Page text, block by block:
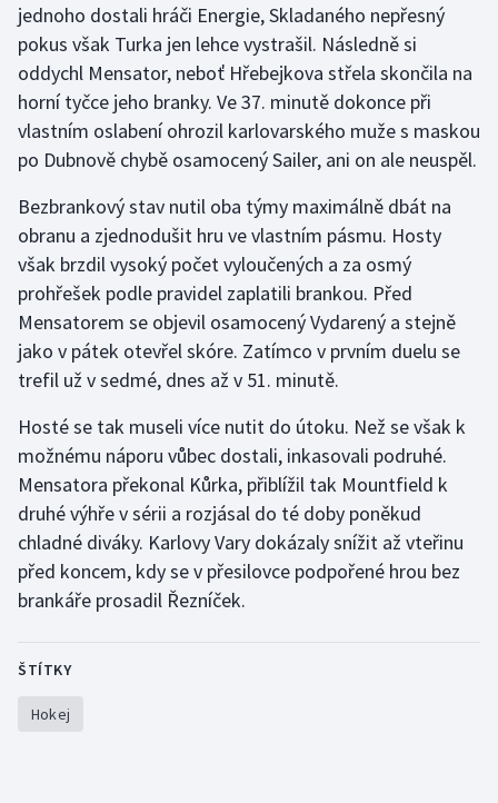
Ragby
Rychlobruslení
Rychlostní kanoistika
Sportovní střelba
Stolní tenis
Triatlon
Vodní slalom
Volejbal
Ostatní
jednoho dostali hráči Energie, Skladaného nepřesný
pokus však Turka jen lehce vystrašil. Následně si
oddychl Mensator, neboť Hřebejkova střela skončila na
horní tyčce jeho branky. Ve 37. minutě dokonce při
vlastním oslabení ohrozil karlovarského muže s maskou
po Dubnově chybě osamocený Sailer, ani on ale neuspěl.
Bezbrankový stav nutil oba týmy maximálně dbát na
obranu a zjednodušit hru ve vlastním pásmu. Hosty
však brzdil vysoký počet vyloučených a za osmý
prohřešek podle pravidel zaplatili brankou. Před
Mensatorem se objevil osamocený Vydarený a stejně
jako v pátek otevřel skóre. Zatímco v prvním duelu se
trefil už v sedmé, dnes až v 51. minutě.
Hosté se tak museli více nutit do útoku. Než se však k
možnému náporu vůbec dostali, inkasovali podruhé.
Mensatora překonal Kůrka, přiblížil tak Mountfield k
druhé výhře v sérii a rozjásal do té doby poněkud
chladné diváky. Karlovy Vary dokázaly snížit až vteřinu
před koncem, kdy se v přesilovce podpořené hrou bez
brankáře prosadil Řezníček.
ŠTÍTKY
Hokej